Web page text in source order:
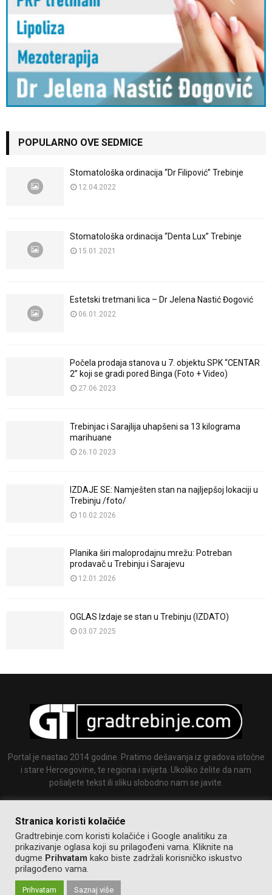
POPULARNO OVE SEDMICE
Stomatološka ordinacija “Dr Filipović” Trebinje
12.04.2022
Stomatološka ordinacija “Denta Lux” Trebinje
15.01.2021
Estetski tretmani lica – Dr Jelena Nastić Đogović
06.01.2022
Počela prodaja stanova u 7. objektu SPK “CENTAR
2” koji se gradi pored Binga (Foto + Video)
27.06.2023
Trebinjac i Sarajlija uhapšeni sa 13 kilograma
marihuane
26.10.2023
IZDAJE SE: Namješten stan na najljepšoj lokaciji u
Trebinju /foto/
10.02.2026
Planika širi maloprodajnu mrežu: Potreban
prodavač u Trebinju i Sarajevu
12.01.2026
OGLAS Izdaje se stan u Trebinju (IZDATO)
03.07.2025
Portal je nastao 2014 godine. Pratimo dešavanja iz gradova istočne
i stare Hercegovine, te regiona i svijeta. Ukoliko želite da nam
pošaljete tekst ili sliku slobodno nam se javite.
Stranica koristi kolačiće
Gradtrebinje.com koristi kolačiće i Google analitiku za
prikazivanje oglasa koji su prilagođeni vama. Kliknite na
dugme Prihvatam kako biste zadržali korisničko iskustvo
prilagođeno vama.
Prihvatam Saznaj više